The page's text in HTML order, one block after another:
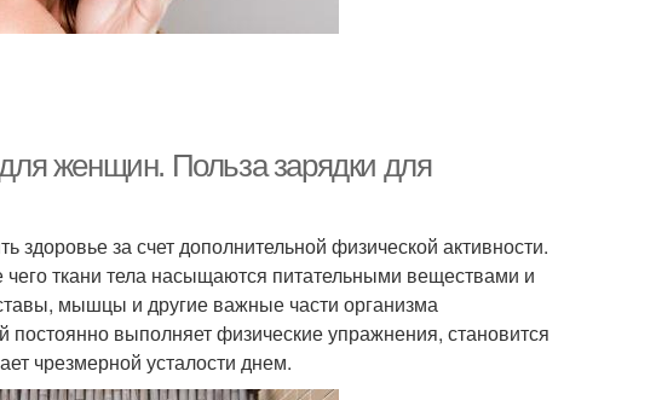
женщин. Польза зарядки для
здоровье за счет дополнительной физической активности.
чего ткани тела насыщаются питательными веществами и
мышцы и другие важные части организма
постоянно выполняет физические упражнения, становится
чрезмерной усталости днем.